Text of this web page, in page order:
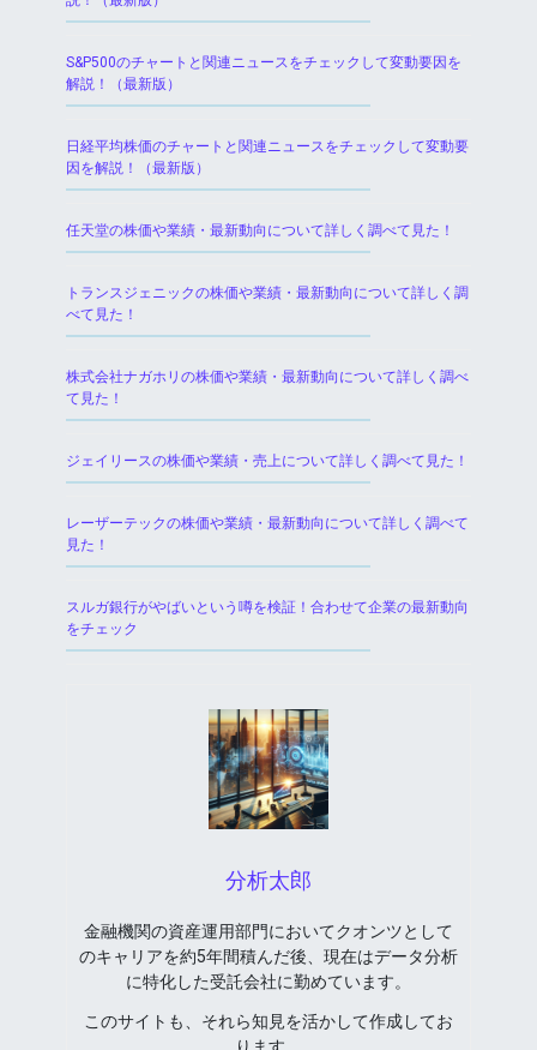
S&P500のチャートと関連ニュースをチェックして変動要因を
解説！（最新版）
日経平均株価のチャートと関連ニュースをチェックして変動要
因を解説！（最新版）
任天堂の株価や業績・最新動向について詳しく調べて見た！
トランスジェニックの株価や業績・最新動向について詳しく調
べて見た！
株式会社ナガホリの株価や業績・最新動向について詳しく調べ
て見た！
ジェイリースの株価や業績・売上について詳しく調べて見た！
レーザーテックの株価や業績・最新動向について詳しく調べて
見た！
スルガ銀行がやばいという噂を検証！合わせて企業の最新動向
をチェック
分析太郎
金融機関の資産運用部門においてクオンツとして
のキャリアを約5年間積んだ後、現在はデータ分析
に特化した受託会社に勤めています。
このサイトも、それら知見を活かして作成してお